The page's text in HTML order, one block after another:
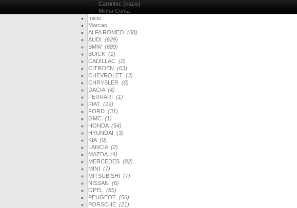
Carrinho: (vazio)
Minha Conta
Inicio
Marcas
ALFA ROMEO (38)
AUDI (629)
BMW (689)
BUICK (1)
CADILLAC (2)
CITROEN (63)
CHEVROLET (3)
CHRYSLER (8)
DACIA (4)
FERRARI (1)
FIAT (29)
FORD (31)
GMC (1)
HONDA (54)
HYUNDAI (3)
KIA (0)
LANCIA (2)
MAZDA (4)
MERCEDES (82)
MINI (7)
MITSUBISHI (7)
NISSAN (6)
OPEL (85)
PEUGEOT (56)
PORSCHE (21)